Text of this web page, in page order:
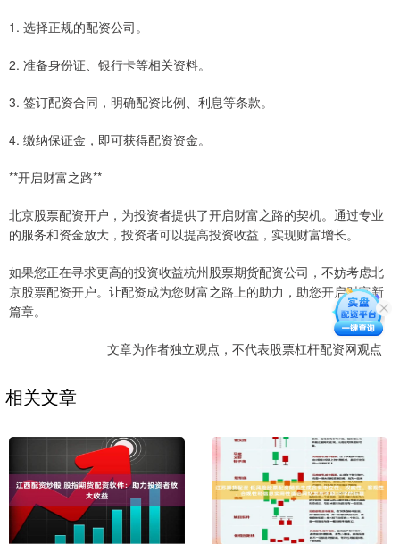
1. 选择正规的配资公司。
2. 准备身份证、银行卡等相关资料。
3. 签订配资合同，明确配资比例、利息等条款。
4. 缴纳保证金，即可获得配资资金。
**开启财富之路**
北京股票配资开户，为投资者提供了开启财富之路的契机。通过专业
的服务和资金放大，投资者可以提高投资收益，实现财富增长。
如果您正在寻求更高的投资收益杭州股票期货配资公司，不妨考虑北
京股票配资开户。让配资成为您财富之路上的助力，助您开启财富新
篇章。
文章为作者独立观点，不代表股票杠杆配资网观点
相关文章